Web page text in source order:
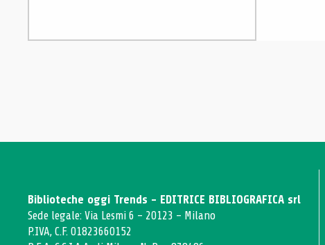
Biblioteche oggi Trends - EDITRICE BIBLIOGRAFICA srl
Sede legale: Via Lesmi 6 - 20123 - Milano
P.IVA, C.F. 01823660152